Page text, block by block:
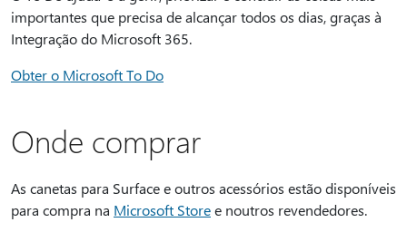
importantes que precisa de alcançar todos os dias, graças à
Integração do Microsoft 365.
Obter o Microsoft To Do
Onde comprar
As canetas para Surface e outros acessórios estão disponíveis
para compra na Microsoft Storee noutros revendedores.